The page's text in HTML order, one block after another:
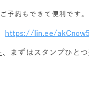
予約もできて便利です。
https://lin.ee/akCncw5
まずはスタンプひと